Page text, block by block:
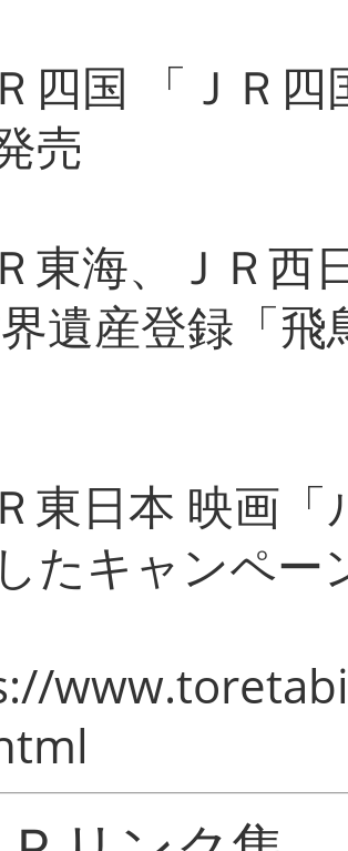
四国 「ＪＲ
売
東海、ＪＲ西
遺産登録「
東日本 映画
たキャンペー